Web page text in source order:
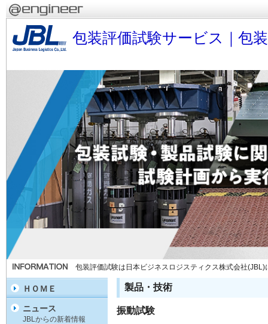
包装評価試験サービス｜包
包装評価試験は日本ビジネスロジスティクス株式会社
製品・技術
振動試験
ＨＯＭＥ
ニュース
JBLからの新着情報